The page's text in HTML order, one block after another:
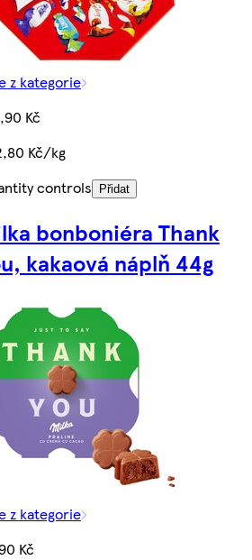
z kategorie
Kč
Kč/kg
controls
Přidat
bonboniéra Thank
kakaová náplň 44g
z kategorie
Kč